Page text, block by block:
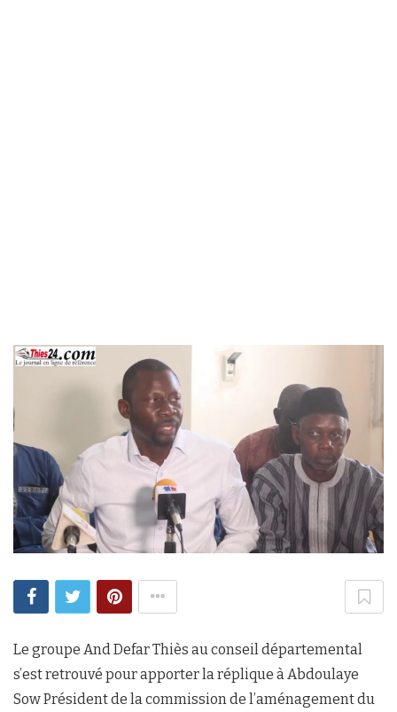
Le groupe And Defar Thiès au conseil départemental
s’est retrouvé pour apporter la réplique à Abdoulaye
Sow Président de la commission de l’aménagement du